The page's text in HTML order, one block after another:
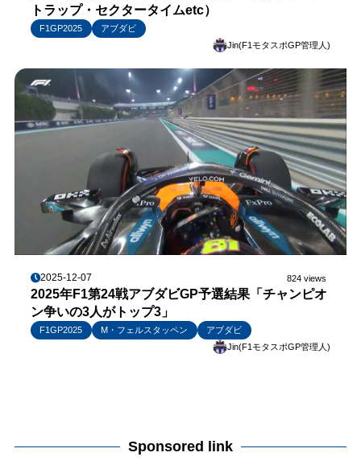
トラップ・セクタータイムetc）
F1GP2025
アブダビ
Jin(F1モタスポGP管理人)
2025-12-07 824 views
2025年F1第24戦アブダビGP予選結果「チャンピオ
ン争いの3人がトップ3」
F1GP2025 M・フェルスタッペン
アブダビ
Jin(F1モタスポGP管理人)
Sponsored link